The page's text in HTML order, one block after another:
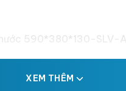
590*380*130-SLV-
XEM THÊM